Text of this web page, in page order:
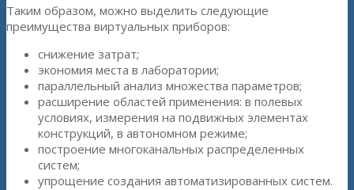
Таким образом, можно выделить следующие
преимущества виртуальных приборов:
снижение затрат;
экономия места в лаборатории;
параллельный анализ множества параметров;
расширение областей применения: в полевых
условиях, измерения на подвижных элементах
конструкций, в автономном режиме;
построение многоканальных распределенных
систем;
упрощение создания автоматизированных систем.